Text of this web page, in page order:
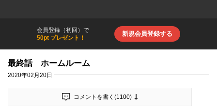
会員登録（初回）で
50pt プレゼント！
新規会員登録する
最終話 ホームルーム
2020年02月20日
コメントを書く(1100)